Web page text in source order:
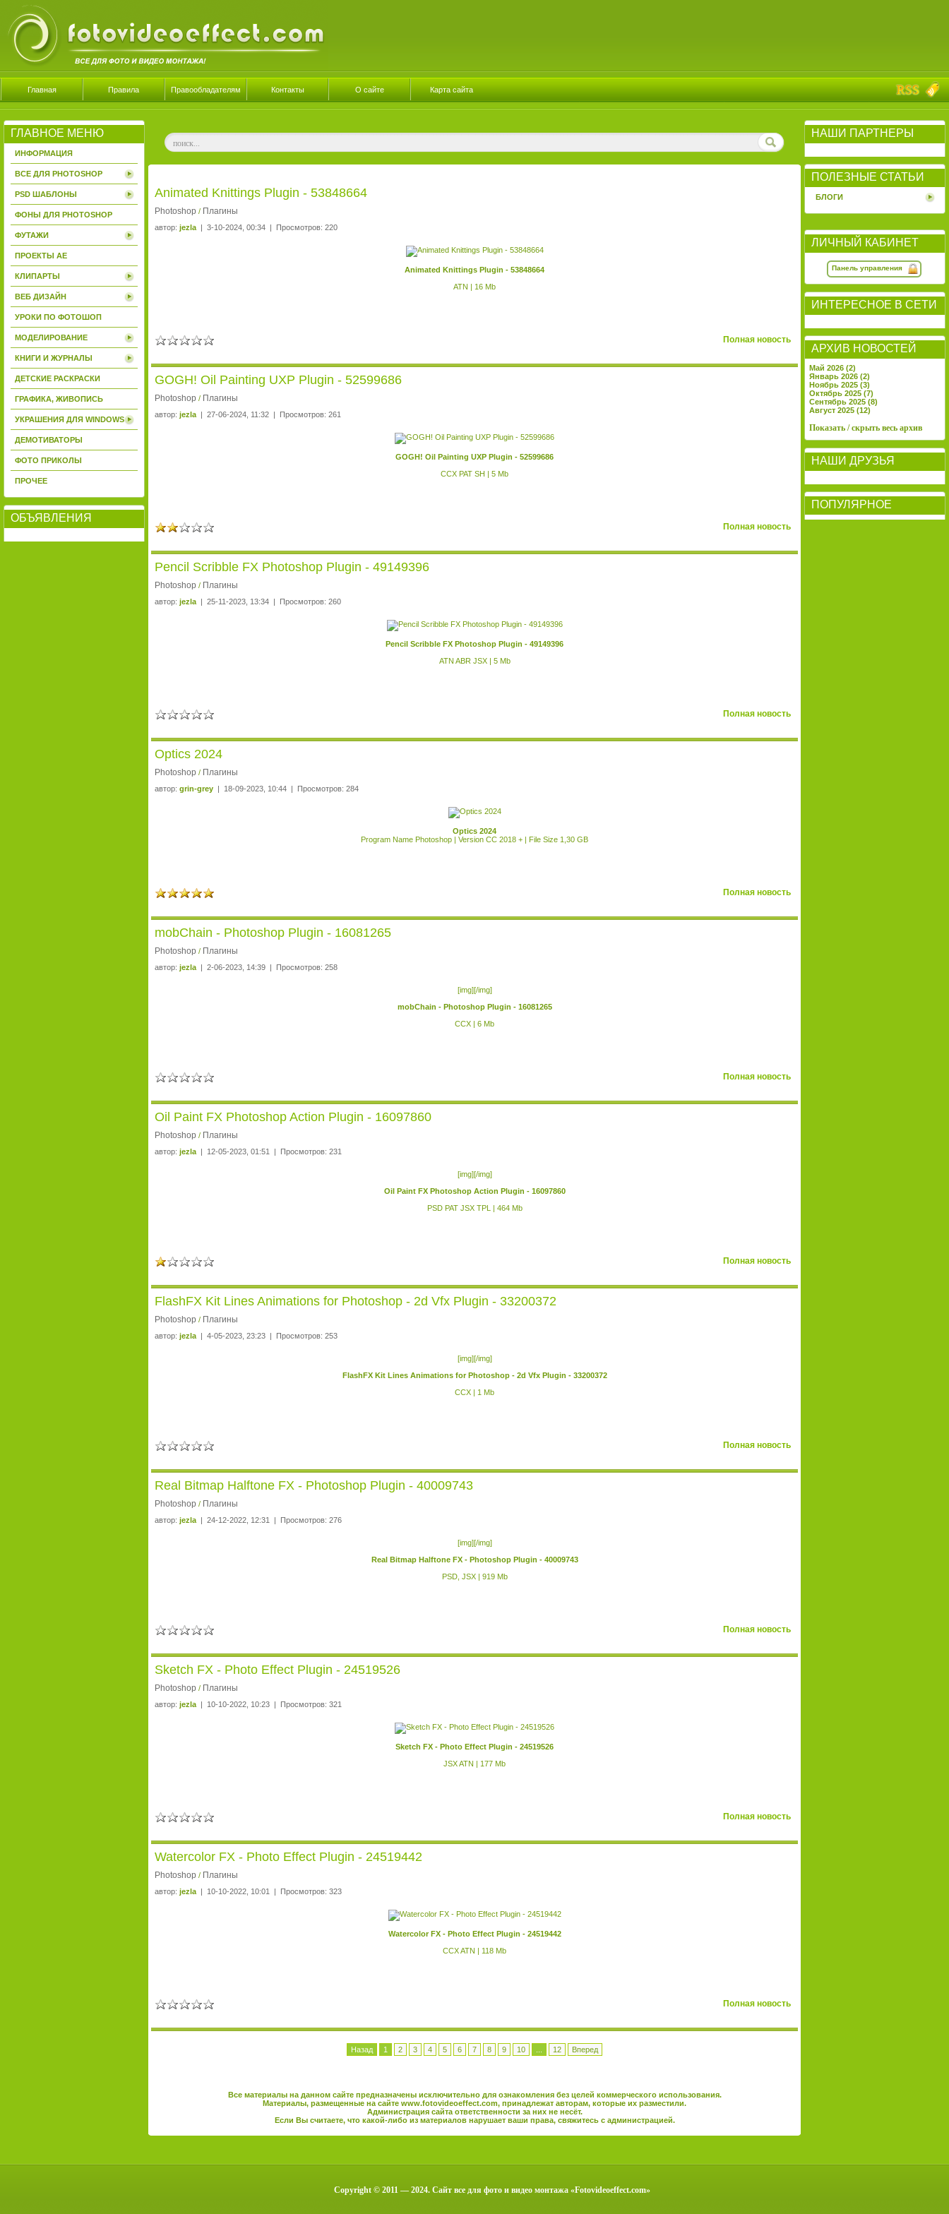
Главная Правила Правообладателям Контакты О сайте Карта сайта
ГЛАВНОЕ МЕНЮ
ИНФОРМАЦИЯ
ВСЕ ДЛЯ PHOTOSHOP
PSD ШАБЛОНЫ
ФОНЫ ДЛЯ PHOTOSHOP
ФУТАЖИ
ПРОЕКТЫ AE
КЛИПАРТЫ
ВЕБ ДИЗАЙН
УРОКИ ПО ФОТОШОП
МОДЕЛИРОВАНИЕ
КНИГИ И ЖУРНАЛЫ
ДЕТСКИЕ РАСКРАСКИ
ГРАФИКА, ЖИВОПИСЬ
УКРАШЕНИЯ ДЛЯ WINDOWS
ДЕМОТИВАТОРЫ
ФОТО ПРИКОЛЫ
ПРОЧЕЕ
ОБЪЯВЛЕНИЯ
Animated Knittings Plugin - 53848664
Photoshop / Плагины
автор: jezla | 3-10-2024, 00:34 | Просмотров: 220
Animated Knittings Plugin - 53848664
ATN | 16 Mb
Полная новость
GOGH! Oil Painting UXP Plugin - 52599686
Photoshop / Плагины
автор: jezla | 27-06-2024, 11:32 | Просмотров: 261
GOGH! Oil Painting UXP Plugin - 52599686
CCX PAT SH | 5 Mb
Полная новость
Pencil Scribble FX Photoshop Plugin - 49149396
Photoshop / Плагины
автор: jezla | 25-11-2023, 13:34 | Просмотров: 260
Pencil Scribble FX Photoshop Plugin - 49149396
ATN ABR JSX | 5 Mb
Полная новость
Optics 2024
Photoshop / Плагины
автор: grin-grey | 18-09-2023, 10:44 | Просмотров: 284
Optics 2024
Program Name Photoshop | Version CC 2018 + | File Size 1,30 GB
Полная новость
mobChain - Photoshop Plugin - 16081265
Photoshop / Плагины
автор: jezla | 2-06-2023, 14:39 | Просмотров: 258
[img][/img]
mobChain - Photoshop Plugin - 16081265
CCX | 6 Mb
Полная новость
Oil Paint FX Photoshop Action Plugin - 16097860
Photoshop / Плагины
автор: jezla | 12-05-2023, 01:51 | Просмотров: 231
[img][/img]
Oil Paint FX Photoshop Action Plugin - 16097860
PSD PAT JSX TPL | 464 Mb
Полная новость
FlashFX Kit Lines Animations for Photoshop - 2d Vfx Plugin - 33200372
Photoshop / Плагины
автор: jezla | 4-05-2023, 23:23 | Просмотров: 253
[img][/img]
FlashFX Kit Lines Animations for Photoshop - 2d Vfx Plugin - 33200372
CCX | 1 Mb
Полная новость
Real Bitmap Halftone FX - Photoshop Plugin - 40009743
Photoshop / Плагины
автор: jezla | 24-12-2022, 12:31 | Просмотров: 276
[img][/img]
Real Bitmap Halftone FX - Photoshop Plugin - 40009743
PSD, JSX | 919 Mb
Полная новость
Sketch FX - Photo Effect Plugin - 24519526
Photoshop / Плагины
автор: jezla | 10-10-2022, 10:23 | Просмотров: 321
Sketch FX - Photo Effect Plugin - 24519526
JSX ATN | 177 Mb
Полная новость
Watercolor FX - Photo Effect Plugin - 24519442
Photoshop / Плагины
автор: jezla | 10-10-2022, 10:01 | Просмотров: 323
Watercolor FX - Photo Effect Plugin - 24519442
CCX ATN | 118 Mb
Полная новость
Назад 1 2 3 4 5 6 7 8 9 10 12 Вперед
Все материалы на данном сайте предназначены исключительно для ознакомления без целей коммерческого использования.
Материалы, размещенные на сайте www.fotovideoeffect.com, принадлежат авторам, которые их разместили.
Администрация сайта ответственности за них не несёт.
Если Вы считаете, что какой-либо из материалов нарушает ваши права, свяжитесь с администрацией.
НАШИ ПАРТНЕРЫ
ПОЛЕЗНЫЕ СТАТЬИ
БЛОГИ
ЛИЧНЫЙ КАБИНЕТ
Панель управления
ИНТЕРЕСНОЕ В СЕТИ
АРХИВ НОВОСТЕЙ
Май 2026 (2)
Январь 2026 (2)
Ноябрь 2025 (3)
Октябрь 2025 (7)
Сентябрь 2025 (8)
Август 2025 (12)
Показать / скрыть весь архив
НАШИ ДРУЗЬЯ
ПОПУЛЯРНОЕ
Copyright © 2011 — 2024. Сайт все для фото и видео монтажа «Fotovideoeffect.com»